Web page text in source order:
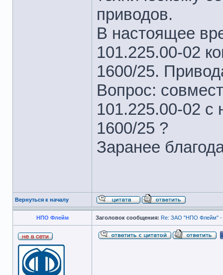
приводов.
В настоящее
101.225.00-02
1600/25.
Вопрос:
101.225.00-02
1600/25 ?
Заранее
Вернуться к началу
НПО Флейм Заголовок сообщения: Re: ЗАО "НПО Флейм" -